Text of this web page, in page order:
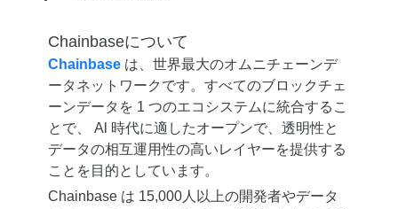
Chainbaseについて
Chainbaseは、世界最大のオムニチェーンデ
ータネットワークです。すべてのブロックチェ
ーンデータを 1 つのエコシステムに統合するこ
とで、 Al 時代に適したオープンで、透明性と
データの相互運用性の高いレイヤーを提供する
ことを目的としています。
Chainbase は 15,000人以上の開発者やデータ